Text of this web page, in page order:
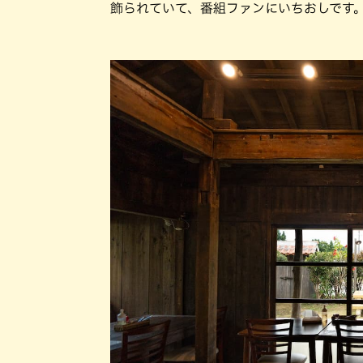
飾られていて、番組ファンにいちおしです